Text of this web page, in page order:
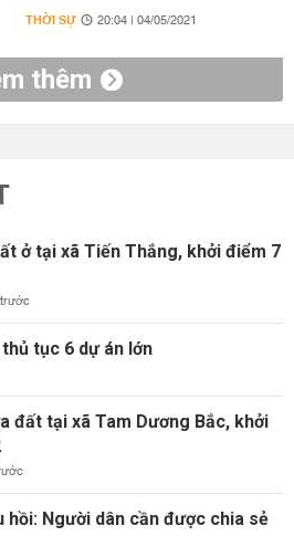
THỜI SỰ 20:04 | 04/05/2021
thêm
ở tại xã Tiến Thắng, khởi điểm 7
tục 6 dự án lớn
đất tại xã Tam Dương Bắc, khởi
Người dân cần được chia sẻ